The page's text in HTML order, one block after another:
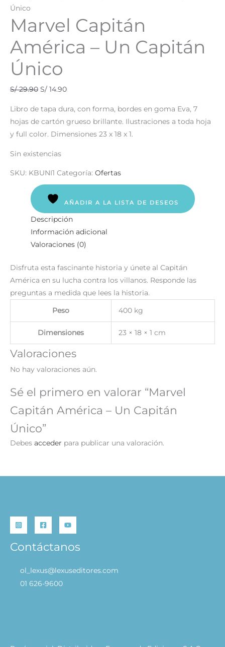
Único
Marvel Capitán
América – Un Capitán
Único
S/29.90 S/ 14.90
Libro de tapa dura, con forma, bordes en goma Eva, 7
hojas de cartón grueso brillante. Ilustraciones a toda hoja
y full color. Dimensiones 23 x 18 x 1.
Sin existencias
SKU: KBUNI1 Categoría: Ofertas
AÑADIR A LA LISTA DE DESEOS
Descripción
Información adicional
Valoraciones (0)
Disfruta esta fascinante historia y únete al Capitán
América en su lucha contra los villanos. Responde las
preguntas a medida que lees la historia.
Peso 400 kg
Dimensiones 23 × 18 × 1 cm
Valoraciones
No hay valoraciones aún.
Sé el primero en valorar “Marvel
Capitán América – Un Capitán
Único”
Debes acceder para publicar una valoración.
Contáctanos
ol_lexus@lexuseditores.com
01 626-9600